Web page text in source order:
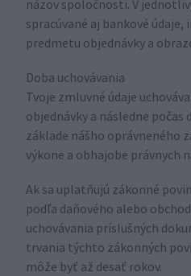
názov spoločnosti. V
spracúvané aj bankové
predmetu objednávky a
Doba uchovávania
Tvoje zmluvné údaje
objednávky a následne
základe nášho oprávneného
výkone a obhajobe právnych
Ak sa uplatňujú zákonné
podľa daňového alebo
uchovávania príslušných
trvania týchto zákonných
môže byť až desať rokov.